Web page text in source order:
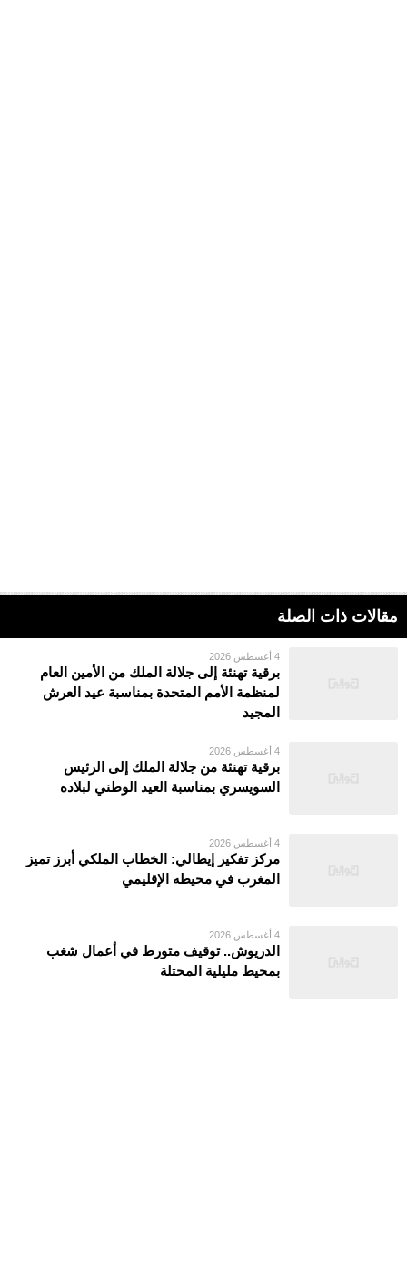
مقالات ذات الصلة
4 أغسطس 2026
برقية تهنئة إلى جلالة الملك من الأمين العام
لمنظمة الأمم المتحدة بمناسبة عيد العرش
المجيد
4 أغسطس 2026
برقية تهنئة من جلالة الملك إلى الرئيس
السويسري بمناسبة العيد الوطني لبلاده
4 أغسطس 2026
مركز تفكير إيطالي: الخطاب الملكي أبرز تميز
المغرب في محيطه الإقليمي
4 أغسطس 2026
الدريوش.. توقيف متورط في أعمال شغب
بمحيط مليلية المحتلة